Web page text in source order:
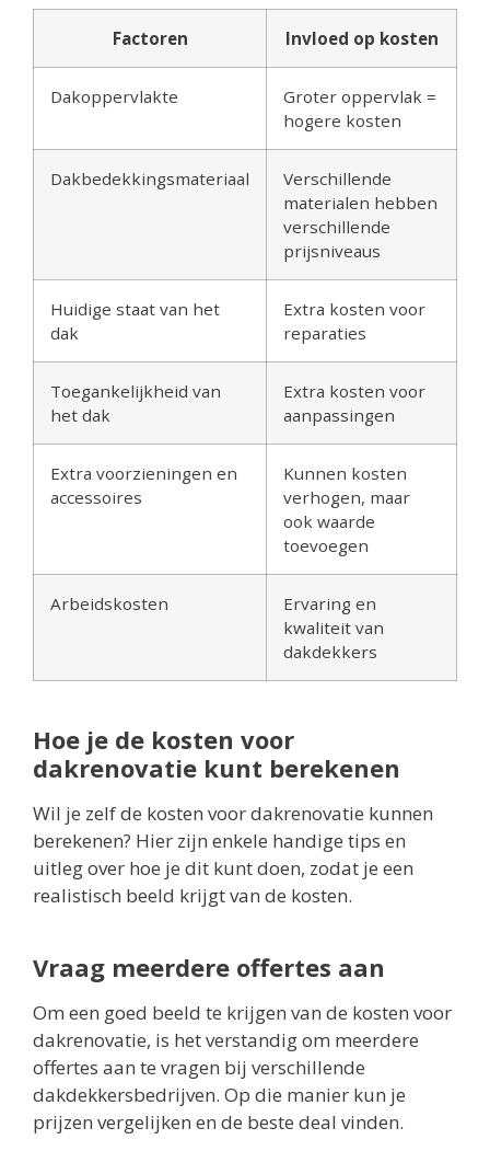
Factoren Invloed op kosten
Dakoppervlakte
Groter oppervlak =
hogere kosten
Dakbedekkingsmateriaal
Verschillende
materialen hebben
verschillende
prijsniveaus
Huidige staat van het
dak
Extra kosten voor
reparaties
Toegankelijkheid van
het dak
Extra kosten voor
aanpassingen
Extra voorzieningen en
accessoires
Kunnen kosten
verhogen, maar
ook waarde
toevoegen
Arbeidskosten
Ervaring en
kwaliteit van
dakdekkers
Hoe je de kosten voor
dakrenovatie kunt berekenen
Wil je zelf de kosten voor dakrenovatie kunnen
berekenen? Hier zijn enkele handige tips en
uitleg over hoe je dit kunt doen, zodat je een
realistisch beeld krijgt van de kosten.
Vraag meerdere offertes aan
Om een goed beeld te krijgen van de kosten voor
dakrenovatie, is het verstandig om meerdere
offertes aan te vragen bij verschillende
dakdekkersbedrijven. Op die manier kun je
prijzen vergelijken en de beste deal vinden.